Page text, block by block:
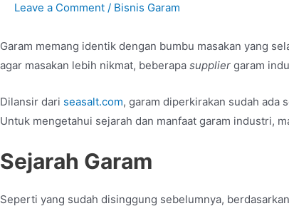
Leave a Comment / Bisnis Garam
Garam memang identik dengan bumbu masakan yang
agar masakan lebih nikmat, beberapa supplier garam
Dilansir dari seasalt.com, garam diperkirakan sudah ada
Untuk mengetahui sejarah dan manfaat garam industri,
Sejarah Garam
Seperti yang sudah disinggung sebelumnya,